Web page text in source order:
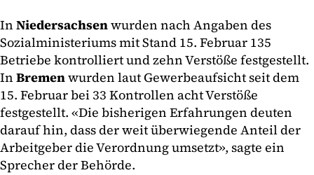
In Niedersachsenwurden nach Angaben des
Sozialministeriums mit Stand 15. Februar 135
Betriebe kontrolliert und zehn Verstöße festgestellt.
In Bremenwurden laut Gewerbeaufsicht seit dem
15. Februar bei 33 Kontrollen acht Verstöße
festgestellt. «Die bisherigen Erfahrungen deuten
darauf hin, dass der weit überwiegende Anteil der
Arbeitgeber die Verordnung umsetzt», sagte ein
Sprecher der Behörde.